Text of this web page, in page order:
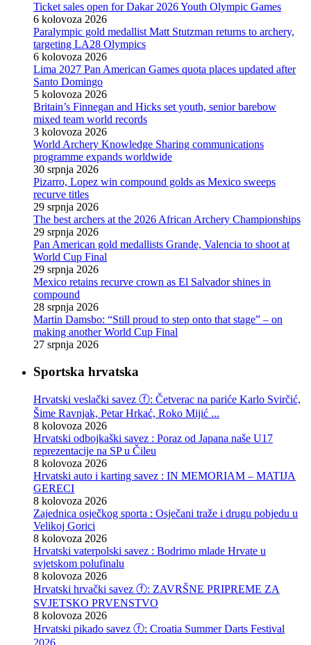
Ticket sales open for Dakar 2026 Youth Olympic Games
6 kolovoza 2026
Paralympic gold medallist Matt Stutzman returns to archery,
targeting LA28 Olympics
6 kolovoza 2026
Lima 2027 Pan American Games quota places updated after
Santo Domingo
5 kolovoza 2026
Britain’s Finnegan and Hicks set youth, senior barebow
mixed team world records
3 kolovoza 2026
World Archery Knowledge Sharing communications
programme expands worldwide
30 srpnja 2026
Pizarro, Lopez win compound golds as Mexico sweeps
recurve titles
29 srpnja 2026
The best archers at the 2026 African Archery Championships
29 srpnja 2026
Pan American gold medallists Grande, Valencia to shoot at
World Cup Final
29 srpnja 2026
Mexico retains recurve crown as El Salvador shines in
compound
28 srpnja 2026
Martin Damsbo: “Still proud to step onto that stage” – on
making another World Cup Final
27 srpnja 2026
Sportska hrvatska
Hrvatski veslački savez ⓕ: Četverac na pariće Karlo Svirčić,
Šime Ravnjak, Petar Hrkać, Roko Mijić ...
8 kolovoza 2026
Hrvatski odbojkaški savez : Poraz od Japana naše U17
reprezentacije na SP u Čileu
8 kolovoza 2026
Hrvatski auto i karting savez : IN MEMORIAM – MATIJA
GERECI
8 kolovoza 2026
Zajednica osječkog sporta : Osječani traže i drugu pobjedu u
Velikoj Gorici
8 kolovoza 2026
Hrvatski vaterpolski savez : Bodrimo mlade Hrvate u
svjetskom polufinalu
8 kolovoza 2026
Hrvatski hrvački savez ⓕ: ZAVRŠNE PRIPREME ZA
SVJETSKO PRVENSTVO
8 kolovoza 2026
Hrvatski pikado savez ⓕ: Croatia Summer Darts Festival
2026